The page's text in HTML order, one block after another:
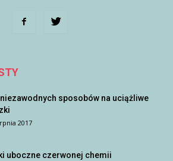
niezawodnych sposobów na uciążliwe
2017
uboczne czerwonej chemii